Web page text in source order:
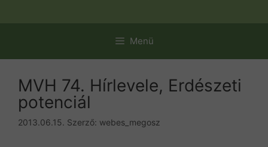
Menü
MVH 74. Hírlevele, Erdészeti
potenciál
2013.06.15. Szerző: webes_megosz